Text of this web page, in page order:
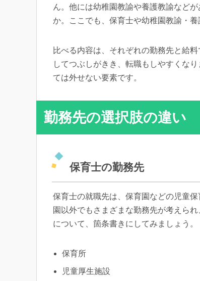
ん。他には幼稚園教諭や養護教諭など
か。ここでも、保育士や幼稚園教諭・
比べる内容は、それぞれの勤務先と給
してつぶしがきき、転職もしやすくな
ては外せない要素です。
勤務先の選択肢の違い
保育士の勤務先
保育士の就職先は、保育園などの児童
園以外でもさまざまな勤務先が考えら
について、箇条書きにしてみましょう。
保育所
児童厚生施設